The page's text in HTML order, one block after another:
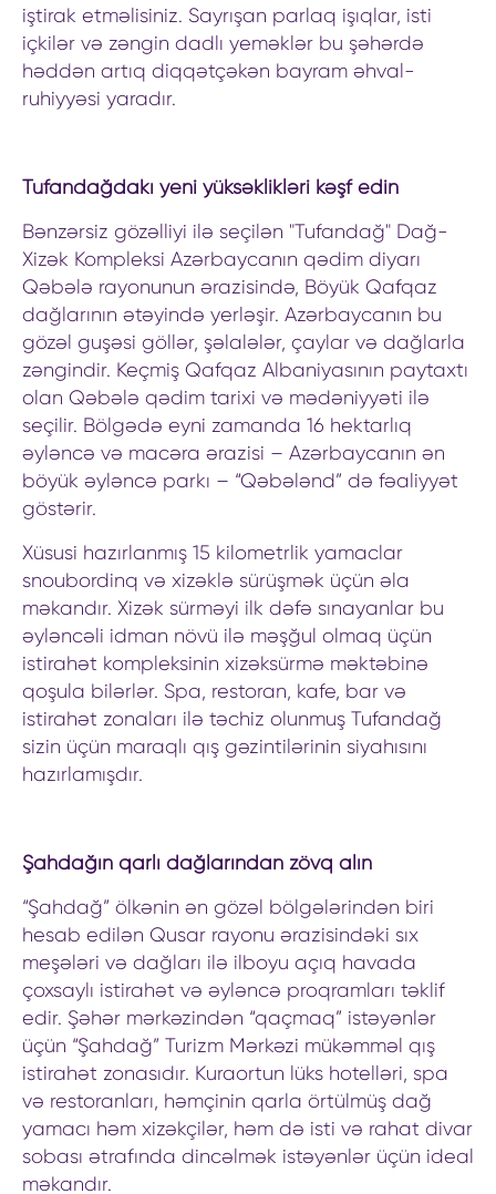
iştirak etməlisiniz. Sayrışan parlaq işıqlar, isti
içkilər və zəngin dadlı yeməklər bu şəhərdə
həddən artıq diqqətçəkən bayram əhval-
ruhiyyəsi yaradır.
Tufandağdakı yeni yüksəklikləri kəşf edin
Bənzərsiz gözəlliyi ilə seçilən "Tufandağ" Dağ-
Xizək Kompleksi Azərbaycanın qədim diyarı
Qəbələ rayonunun ərazisində, Böyük Qafqaz
dağlarının ətəyində yerləşir. Azərbaycanın bu
gözəl guşəsi göllər, şəlalələr, çaylar və dağlarla
zəngindir. Keçmiş Qafqaz Albaniyasının paytaxtı
olan Qəbələ qədim tarixi və mədəniyyəti ilə
seçilir. Bölgədə eyni zamanda 16 hektarlıq
əyləncə və macəra ərazisi – Azərbaycanın ən
böyük əyləncə parkı – “Qəbələnd” də fəaliyyət
göstərir.
Xüsusi hazırlanmış 15 kilometrlik yamaclar
snoubordinq və xizəklə sürüşmək üçün əla
məkandır. Xizək sürməyi ilk dəfə sınayanlar bu
əyləncəli idman növü ilə məşğul olmaq üçün
istirahət kompleksinin xizəksürmə məktəbinə
qoşula bilərlər. Spa, restoran, kafe, bar və
istirahət zonaları ilə təchiz olunmuş Tufandağ
sizin üçün maraqlı qış gəzintilərinin siyahısını
hazırlamışdır.
Şahdağın qarlı dağlarından zövq alın
“Şahdağ” ölkənin ən gözəl bölgələrindən biri
hesab edilən Qusar rayonu ərazisindəki sıx
meşələri və dağları ilə ilboyu açıq havada
çoxsaylı istirahət və əyləncə proqramları təklif
edir. Şəhər mərkəzindən “qaçmaq” istəyənlər
üçün “Şahdağ” Turizm Mərkəzi mükəmməl qış
istirahət zonasıdır. Kuraortun lüks hotelləri, spa
və restoranları, həmçinin qarla örtülmüş dağ
yamacı həm xizəkçilər, həm də isti və rahat divar
sobası ətrafında dincəlmək istəyənlər üçün ideal
məkandır.